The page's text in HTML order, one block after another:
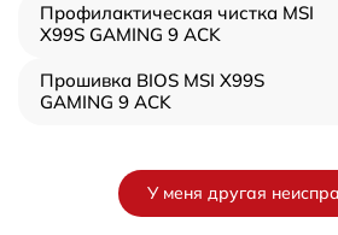
Профилактическая чистка MSI
X99S GAMING 9 ACK
Прошивка BIOS MSI X99S
GAMING 9 ACK
У меня другая